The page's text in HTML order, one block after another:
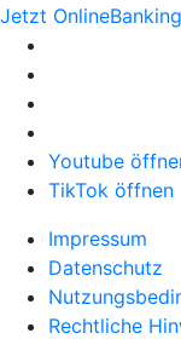
Jetzt
Youtube
TikTok öffnen
Impressum
Datenschutz
Rechtliche